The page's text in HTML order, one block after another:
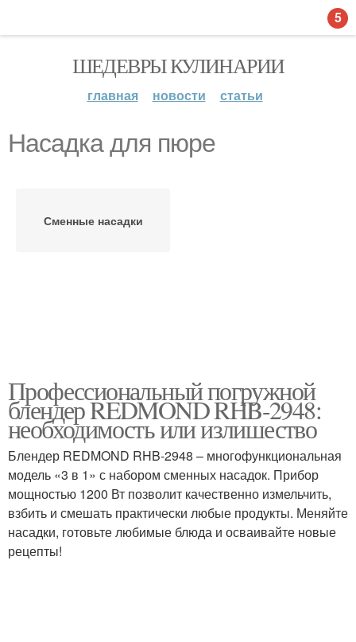
ШЕДЕВРЫ КУЛИНАРИИ
главная новости статьи
Насадка для пюре
Сменные насадки
Профессиональный погружной
блендер REDMOND RHB-2948:
необходимость или излишество
Блендер REDMOND RHB-2948 – многофункциональная
модель «3 в 1» с набором сменных насадок. Прибор
мощностью 1200 Вт позволит качественно измельчить,
взбить и смешать практически любые продукты. Меняйте
насадки, готовьте любимые блюда и осваивайте новые
рецепты!
5